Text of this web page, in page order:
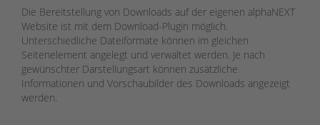
Die Bereitstellung von Downloads auf der eigenen alphaNEXT
Website ist mit dem Download-Plugin möglich.
Unterschiedliche Dateiformate können im gleichen
Seitenelement angelegt und verwaltet werden. Je nach
gewünschter Darstellungsart können zusätzliche
Informationen und Vorschaubilder des Downloads angezeigt
werden.